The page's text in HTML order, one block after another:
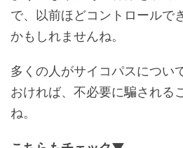
で、以前ほどコントロールで
かもしれませんね。
多くの人がサイコパスについ
おければ、不必要に騙される
ね。